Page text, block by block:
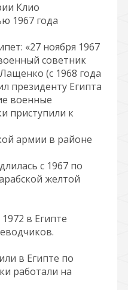
Клио
1967 года
«27 ноября 1967
советник
(с 1968 года
президенту Египта
военные
приступили к
армии в районе
с 1967 по
желтой
в Египте
в Египте по
работали на